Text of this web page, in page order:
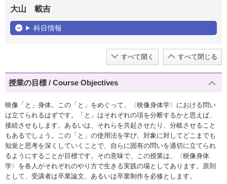
大山 載吉
科目情報
すべて開く すべて閉じる
授業の目標 / Course Objectives
映像「と」身体。この「と」をめぐって、〈映像身体学〉における問い
は立てられるはずです。「と」はそれぞれの項を分断するかと思えば、
接続させもします。あるいは、それらを共起させたり、分岐させること
もあるでしょう。この「と」の使用法を学び、対象に対してどこまでも
知覚と思考を深くしていくことで、自らに固有の問いを適切に立てられ
るようにすることが目標です。その意味で、この授業は、〈映像身体
学〉を各人がそれぞれのやり方で生きる実践の場としてあります。原則
として、受講者は卒業論文、あるいは卒業制作を必修とします。